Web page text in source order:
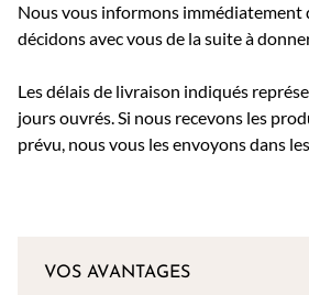
Nous vous informons immédiatement
décidons avec vous de la suite à
Les délais de livraison indiqués
jours ouvrés. Si nous recevons les
prévu, nous vous les envoyons dans
VOS AVANTAGES